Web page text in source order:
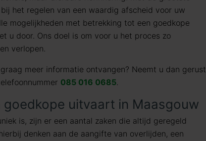
het regelen van een waardig afscheid voor uw
mogelijkheden met betrekking tot een goedkope
u door. Ons doel is om voor u het proces zo
verlopen.
meer informatie ontvangen? Neemt u dan gerust
085 016 0685.
goedkope uitvaart in Maasgouw
is, zijn er een aantal zaken die altijd geregeld
denken aan de aangifte van overlijden, een